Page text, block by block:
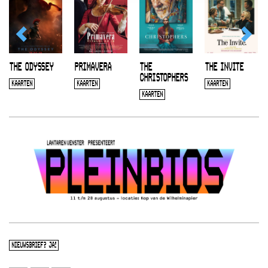
THE ODYSSEY
KAARTEN
PRIMAVERA
KAARTEN
THE
CHRISTOPHERS
KAARTEN
THE INVITE
KAARTEN
NIEUWSBRIEF? JA!